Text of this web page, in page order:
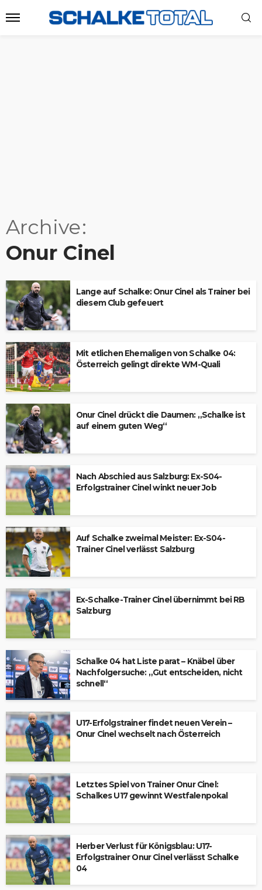
Archive
Onur Cinel
Lange auf Schalke: Onur Cinel als Trainer bei
diesem Club gefeuert
Mit etlichen Ehemaligen von Schalke 04:
Österreich gelingt direkte WM-Quali
Onur Cinel drückt die Daumen: „Schalke ist
auf einem guten Weg“
Nach Abschied aus Salzburg: Ex-S04-
Erfolgstrainer Cinel winkt neuer Job
Auf Schalke zweimal Meister: Ex-S04-
Trainer Cinel verlässt Salzburg
Ex-Schalke-Trainer Cinel übernimmt bei RB
Salzburg
Schalke 04 hat Liste parat – Knäbel über
Nachfolgersuche: „Gut entscheiden, nicht
schnell“
U17-Erfolgstrainer findet neuen Verein –
Onur Cinel wechselt nach Österreich
Letztes Spiel von Trainer Onur Cinel:
Schalkes U17 gewinnt Westfalenpokal
Herber Verlust für Königsblau: U17-
Erfolgstrainer Onur Cinel verlässt Schalke
04